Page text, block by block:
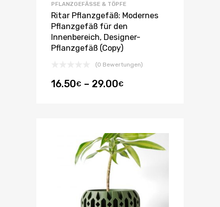
PFLANZGEFÄSSE & TÖPFE
Ritar Pflanzgefäß: Modernes
Pflanzgefäß für den
Innenbereich, Designer-
Pflanzgefäß (Copy)
(0 Bewertungen)
16.50€ – 29.00€